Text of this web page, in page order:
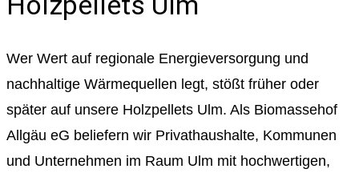
Wer Wert auf regionale Energieversorgung und
nachhaltige Wärmequellen legt, stößt früher oder
später auf unsere Holzpellets Ulm. Als Biomassehof
Allgäu eG beliefern wir Privathaushalte, Kommunen
und Unternehmen im Raum Ulm mit hochwertigen,